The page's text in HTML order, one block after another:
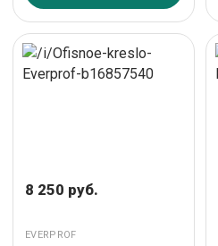
8 250 руб.
EVERPROF